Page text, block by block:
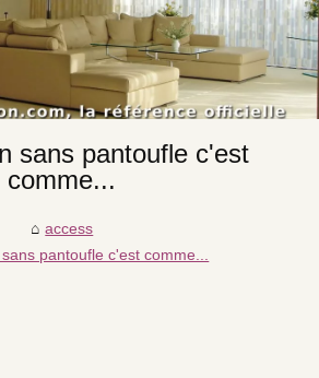
sans pantoufle c'est
comme...
access
pantoufle c'est comme...